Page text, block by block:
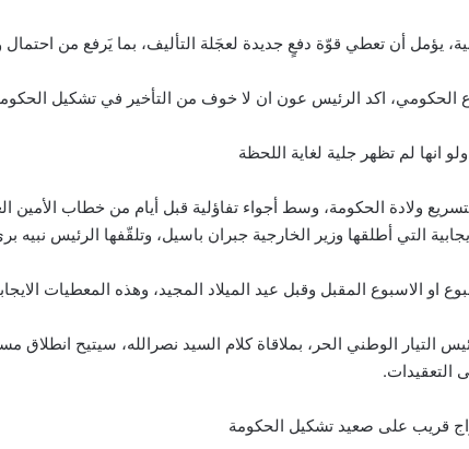
يؤمل أن تعطي قوّة دفعٍ جديدة لعجَلة التأليف، بما يَرفع من
الحكومي، اكد الرئيس عون ان لا خوف من التأخير في تشكيل
انها لم تظهر جلية لغاية اللحظة
ولادة الحكومة، وسط أجواء تفاؤلية قبل أيام من خطاب الأمين
التي أطلقها وزير الخارجية جبران باسيل، وتلقّفها الرئيس نبيه
او الاسبوع المقبل وقبل عيد الميلاد المجيد، وهذه المعطيات
التيار الوطني الحر، بملاقاة كلام السيد نصرالله، سيتيح انطلاق
التعقيدات.
قريب على صعيد تشكيل الحكومة